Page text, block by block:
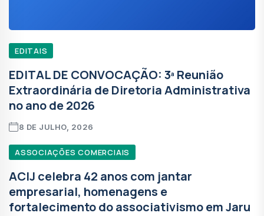
EDITAIS
EDITAL DE CONVOCAÇÃO: 3ª Reunião
Extraordinária de Diretoria Administrativa
no ano de 2026
8 DE JULHO, 2026
ASSOCIAÇÕES COMERCIAIS
ACIJ celebra 42 anos com jantar
empresarial, homenagens e
fortalecimento do associativismo em Jaru